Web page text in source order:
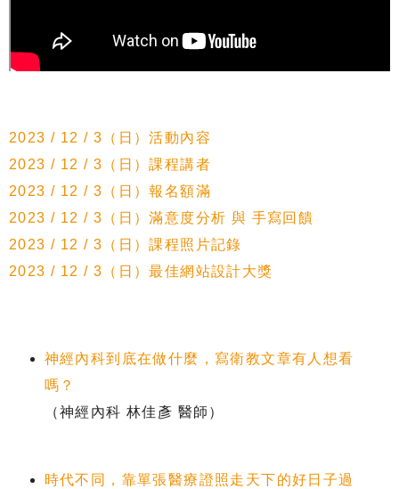
2023 / 12 / 3（日）活動內容
2023 / 12 / 3（日）課程講者
2023 / 12 / 3（日）報名額滿
2023 / 12 / 3（日）滿意度分析 與 手寫回饋
2023 / 12 / 3（日）課程照片記錄
2023 / 12 / 3（日）最佳網站設計大獎
神經內科到底在做什麼，寫衛教文章有人想看
嗎？
（神經內科 林佳彥 醫師）
時代不同，靠單張醫療證照走天下的好日子過